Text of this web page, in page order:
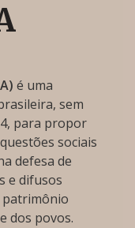
é uma
sem
para propor
sociais
defesa de
e difusos
patrimônio
dos povos.